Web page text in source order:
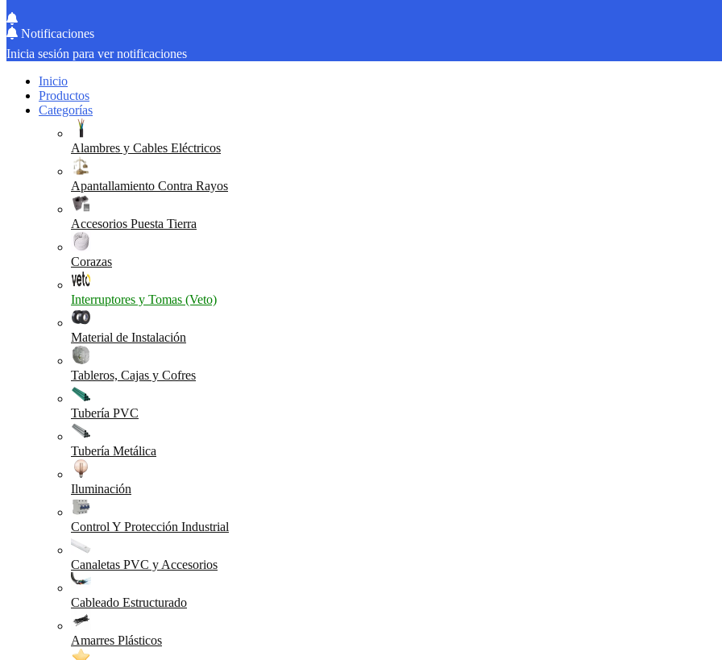
Notificaciones
Inicia sesión para ver notificaciones
Inicio
Productos
Categorías
Alambres y Cables Eléctricos
Apantallamiento Contra Rayos
Accesorios Puesta Tierra
Corazas
Interruptores y Tomas (Veto)
Material de Instalación
Tableros, Cajas y Cofres
Tubería PVC
Tubería Metálica
Iluminación
Control Y Protección Industrial
Canaletas PVC y Accesorios
Cableado Estructurado
Amarres Plásticos